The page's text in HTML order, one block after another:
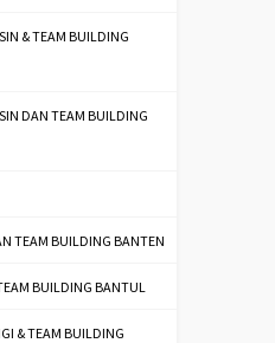
& TEAM BUILDING
DAN TEAM BUILDING
TEAM BUILDING BANTEN
BUILDING BANTUL
& TEAM BUILDING